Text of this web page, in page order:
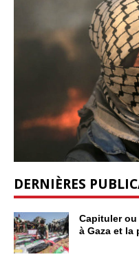
DERNIÈRES
Capituler
à Gaza et la